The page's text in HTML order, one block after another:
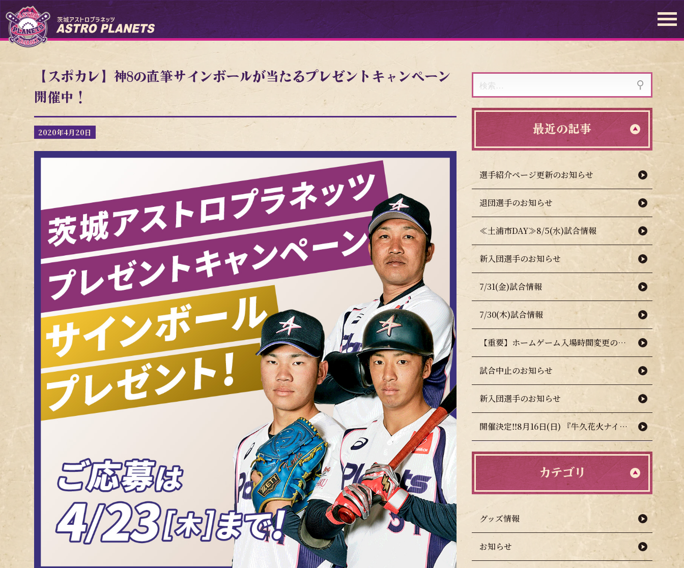
【スポカレ】神8の直筆サインボールが当たるプレゼントキャンペーン
開催中！
2020年4月20日
索:
最近の記事
選手紹介ページ更新のお知らせ
退団選手のお知らせ
≪土浦市DAY≫8/5(水)試合情報
新入団選手のお知らせ
7/31(金)試合情報
7/30(木)試合情報
【重要】ホームゲーム入場時間変更のお知らせ（熱中症対策について）
試合中止のお知らせ
新入団選手のお知らせ
開催決定‼8月16日(日) 『牛久花火ナイター』🎇🧨
カテゴリ
グッズ情報
お知らせ